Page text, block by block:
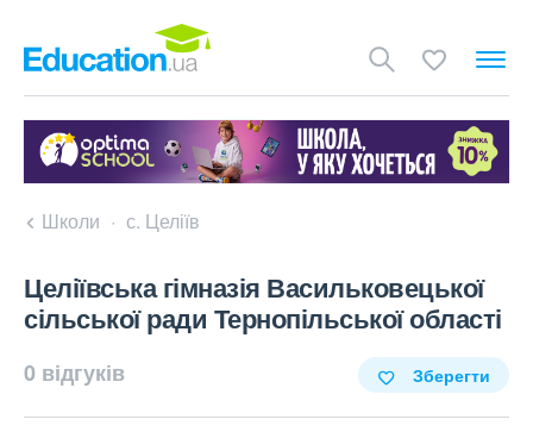
Школи с. Целіїв
Целіївська гімназія Васильковецької
сільської ради Тернопільської області
0 відгуків Зберегти